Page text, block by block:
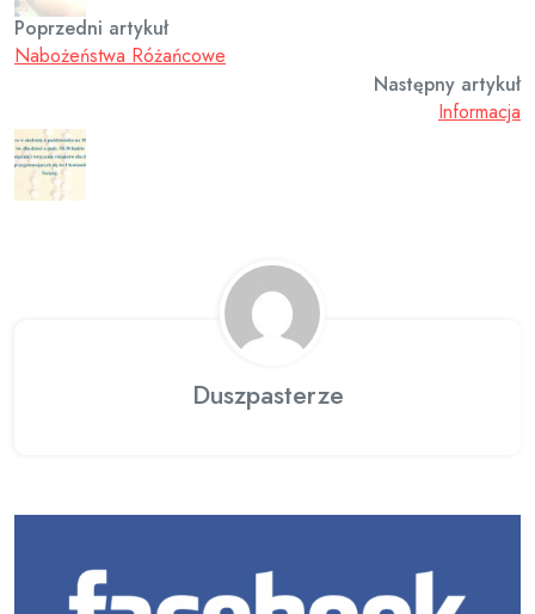
Poprzedni artykuł
Nabożeństwa Różańcowe
Następny artykuł
Informacja
Duszpasterze